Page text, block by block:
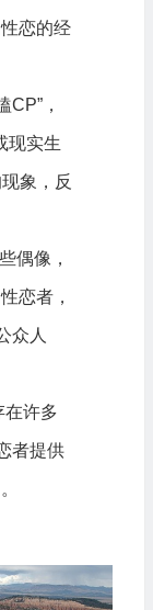
恋的经
CP”，
现实生
象，反
偶像，
恋者，
众人
在许多
者提供